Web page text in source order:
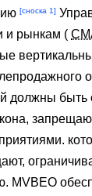
[сноска 1]
и рынкам (
должны быть
MVBEO